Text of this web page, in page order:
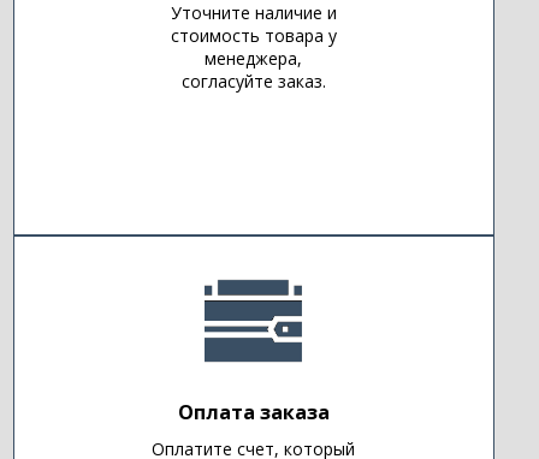
Уточните наличие и
стоимость товара у
менеджера,
согласуйте заказ.
Оплата заказа
Оплатите счет, который